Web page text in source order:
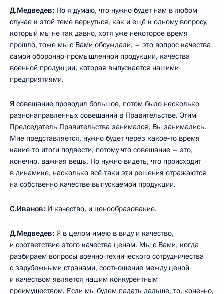
Д.Медведев: Но я думаю, что нужно будет нам в любом
случае к этой теме вернуться, как и ещё к одному вопросу,
который мы не так давно, хотя уже некоторое время
прошло, тоже мы с Вами обсуждали, – это вопрос качества
самой оборонно-промышленной продукции, качества
военной продукции, которая выпускается нашими
предприятиями.
Я совещание проводил большое, потом было несколько
разнонаправленных совещаний в Правительстве. Этим
Председатель Правительства занимался, Вы занимались.
Мне представляется, нужно будет через какое‑то время
какие‑то итоги подвести, потому что совещание – это,
конечно, важная вещь. Но нужно видеть, что происходит
в динамике, насколько всё‑таки эти решения отражаются
на собственно качестве выпускаемой продукции.
С.Иванов: И качество, и ценообразование.
Д.Медведев: Я в целом имею в виду и качество,
и соответствие этого качества ценам. Мы с Вами, когда
разбираем вопросы военно-технического сотрудничества
с зарубежными странами, соотношение между ценой
и качеством является нашим конкурентным
преимуществом. Если мы будем падать дальше, то, конечно,